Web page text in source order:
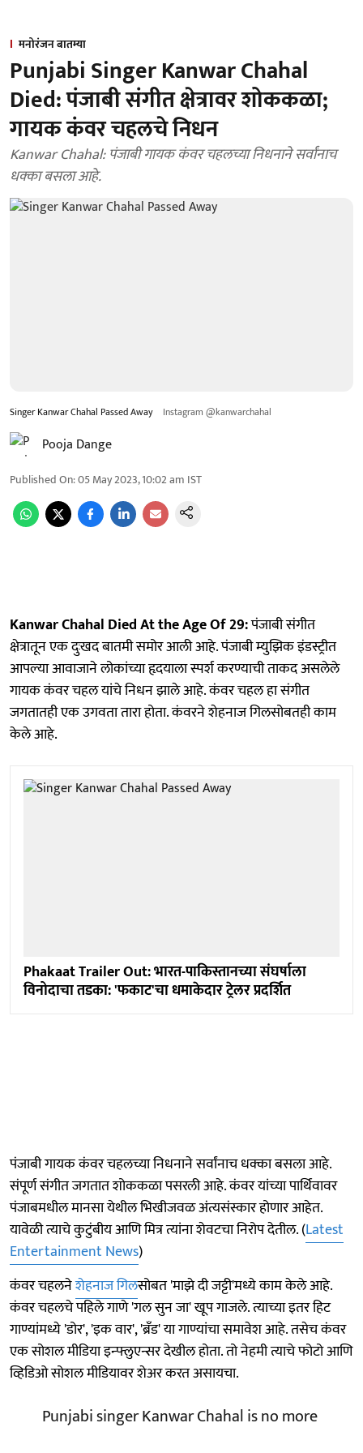
मनोरंजन बातम्या
Punjabi Singer Kanwar Chahal
Died: पंजाबी संगीत क्षेत्रावर शोककळा;
गायक कंवर चहलचे निधन
Kanwar Chahal: पंजाबी गायक कंवर चहलच्या निधनाने सर्वांनाच
धक्का बसला आहे.
Singer Kanwar Chahal Passed Away Instagram @kanwarchahal
Pooja Dange
Published On:05 May 2023, 10:02 am IST
Kanwar Chahal Died At the Age Of 29:पंजाबी संगीत
क्षेत्रातून एक दुःखद बातमी समोर आली आहे. पंजाबी म्युझिक इंडस्ट्रीत
आपल्या आवाजाने लोकांच्या हृदयाला स्पर्श करण्याची ताकद असलेले
गायक कंवर चहल यांचे निधन झाले आहे. कंवर चहल हा संगीत
जगतातही एक उगवता तारा होता. कंवरने शेहनाज गिलसोबतही काम
केले आहे.
Phakaat Trailer Out: भारत-पाकिस्तानच्या संघर्षाला
विनोदाचा तडका: 'फकाट'चा धमाकेदार ट्रेलर प्रदर्शित
पंजाबी गायक कंवर चहलच्या निधनाने सर्वांनाच धक्का बसला आहे.
संपूर्ण संगीत जगतात शोककळा पसरली आहे. कंवर यांच्या पार्थिवावर
पंजाबमधील मानसा येथील भिखीजवळ अंत्यसंस्कार होणार आहेत.
यावेळी त्याचे कुटुंबीय आणि मित्र त्यांना शेवटचा निरोप देतील. (Latest
Entertainment News)
कंवर चहलनेशेहनाज गिलसोबत 'माझे दी जट्टी'मध्ये काम केले आहे.
कंवर चहलचे पहिले गाणे 'गल सुन जा' खूप गाजले. त्याच्या इतर हिट
गाण्यांमध्ये 'डोर', 'इक वार', 'ब्रँड' या गाण्यांचा समावेश आहे. तसेच कंवर
एक सोशल मीडिया इन्फ्लुएन्सर देखील होता. तो नेहमी त्याचे फोटो आणि
व्हिडिओ सोशल मीडियावर शेअर करत असायचा.
Punjabi singer Kanwar Chahal is no more